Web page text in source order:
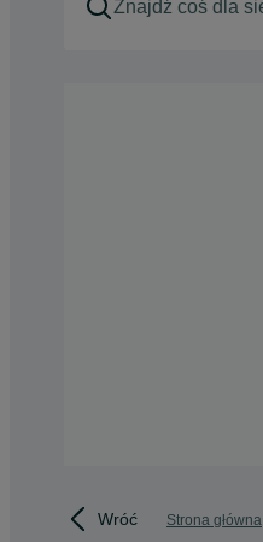
Wróć Strona główna